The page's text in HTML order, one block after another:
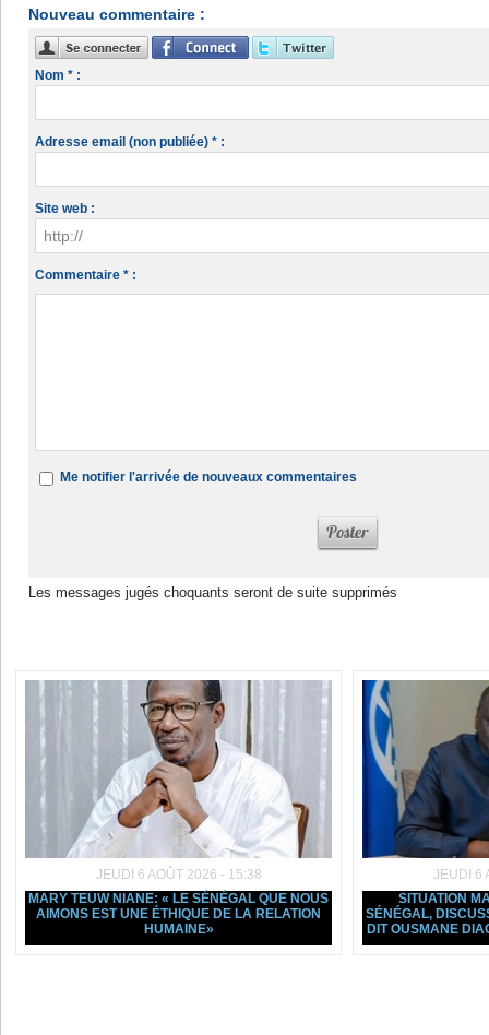
Nouveau commentaire :
Nom * :
Adresse email (non publiée) * :
Site web :
Commentaire * :
Me notifier l'arrivée de nouveaux commentaires
Les messages jugés choquants seront de suite supprimés
JEUDI 6 AOÛT 2026 - 15:38
MARY TEUW NIANE: « LE SÉNÉGAL QUE NOUS
AIMONS EST UNE ÉTHIQUE DE LA RELATION
HUMAINE»
JEUDI 6
SITUATION
SÉNÉGAL,
DIT OUSMANE